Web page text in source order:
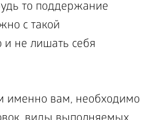
то поддержание
с такой
не лишать себя
именно вам, необходимо